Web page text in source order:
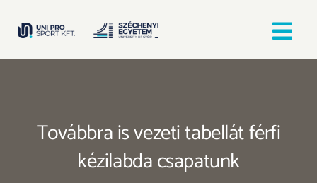
Egyesületek
Hírek, bejegyzések
Továbbra is vezeti tabellát férfi
kézilabda csapatunk